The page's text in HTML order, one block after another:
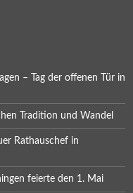
– Tag der offenen Tür in
Tradition und Wandel
Rathauschef in
feierte den 1. Mai